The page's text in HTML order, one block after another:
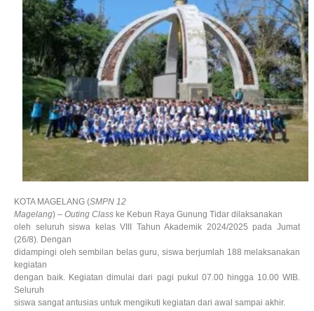
KOTA MAGELANG (SMPN 12
Magelang) – Outing Class ke Kebun Raya Gunung Tidar dilaksanakan
oleh seluruh siswa kelas VIII Tahun Akademik 2024/2025 pada Jumat
(26/8). Dengan
didampingi oleh sembilan belas guru, siswa berjumlah 188 melaksanakan
kegiatan
dengan baik. Kegiatan dimulai dari pagi pukul 07.00 hingga 10.00 WIB.
Seluruh
siswa sangat antusias untuk mengikuti kegiatan dari awal sampai akhir.